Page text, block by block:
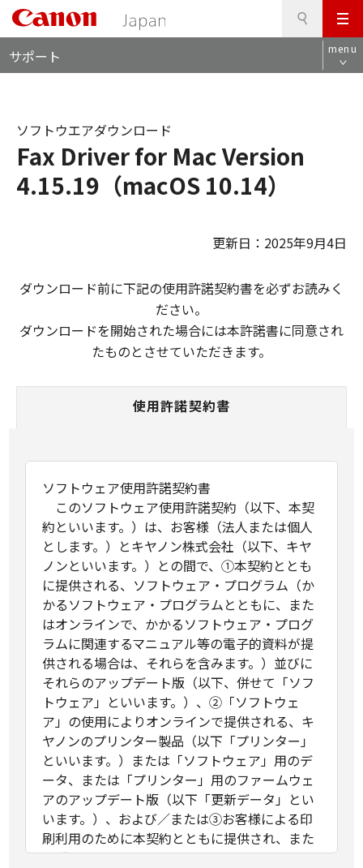
メ
ニ
ュ
サポート menu
Fax Driver for Mac Version
4.15.19（macOS 10.14）
ソフトウエアダウンロード
更新日：2025年9月4日
ダウンロード前に下記の使用許諾契約書を必ずお読みく
ださい。
ダウンロードを開始された場合には本許諾書に同意され
たものとさせていただきます。
使用許諾契約書
ソフトウェア使用許諾契約書
このソフトウェア使用許諾契約（以下、本契
約といいます。）は、お客様（法人または個人
とします。）とキヤノン株式会社（以下、キヤ
ノンといいます。）との間で、①本契約ととも
に提供される、ソフトウェア・プログラム（か
かるソフトウェア・プログラムとともに、また
はオンラインで、かかるソフトウェア・プログ
ラムに関連するマニュアル等の電子的資料が提
供される場合は、それらを含みます。）並びに
それらのアップデート版（以下、併せて「ソフ
トウェア」といいます。）、②「ソフトウェ
ア」の使用によりオンラインで提供される、キ
ヤノンのプリンター製品（以下「プリンター」
といいます。）または「ソフトウェア」用のデ
ータ、または「プリンター」用のファームウェ
アのアップデート版（以下「更新データ」とい
います。）、および／または③お客様による印
刷利用のために本契約とともに提供され、また
は「ソフトウェア」の使用によりオンラインで